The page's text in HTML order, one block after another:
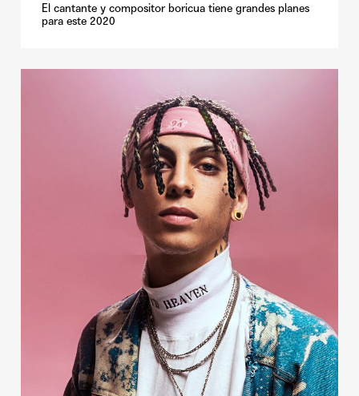
El cantante y compositor boricua tiene grandes planes
para este 2020